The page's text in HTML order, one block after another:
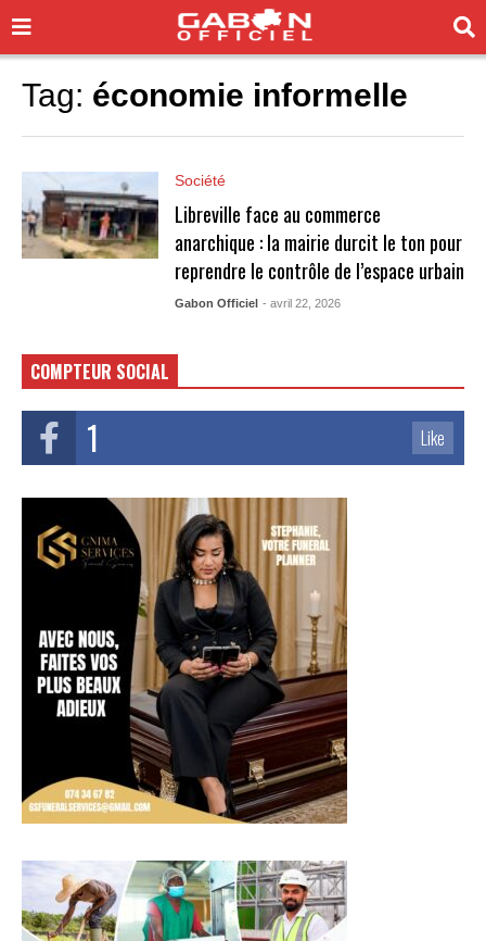
Tag: économie informelle
Société
Libreville face au commerce
anarchique : la mairie durcit le ton pour
reprendre le contrôle de l’espace urbain
Gabon Officiel - avril 22, 2026
COMPTEUR SOCIAL
1 Like